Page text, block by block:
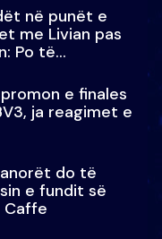
në punët e
me Livian pas
Po të
e finales
ja reagimet e
do të
e fundit së
Caffe